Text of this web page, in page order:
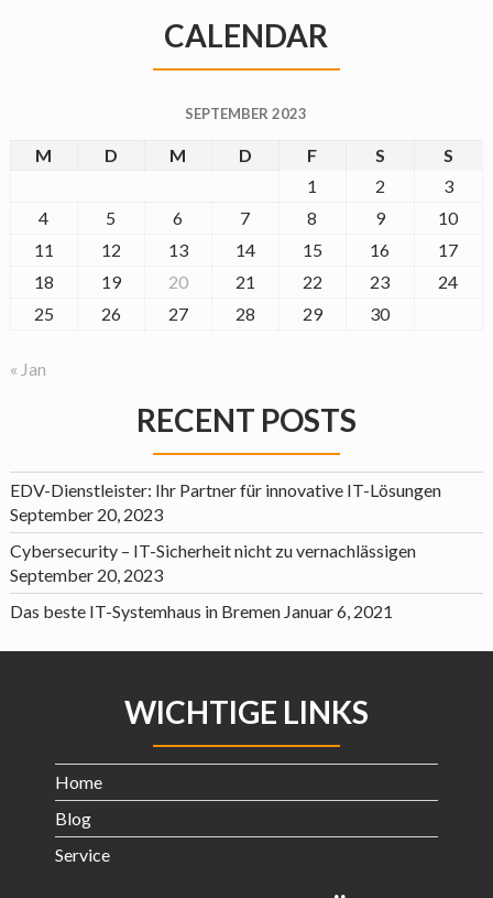
CALENDAR
SEPTEMBER 2023
M D M D F S
S
1
2
3
4
5 6 7 8 9
10
11
12 13 14 15 16
17
18
19 20 21 22 23
24
25
26 27 28 29 30
« Jan
RECENT POSTS
EDV-Dienstleister: Ihr Partner für innovative IT-Lösungen
September 20, 2023
Cybersecurity – IT-Sicherheit nicht zu vernachlässigen
September 20, 2023
Das beste IT-Systemhaus in Bremen Januar 6, 2021
WICHTIGE LINKS
Home
Blog
Service